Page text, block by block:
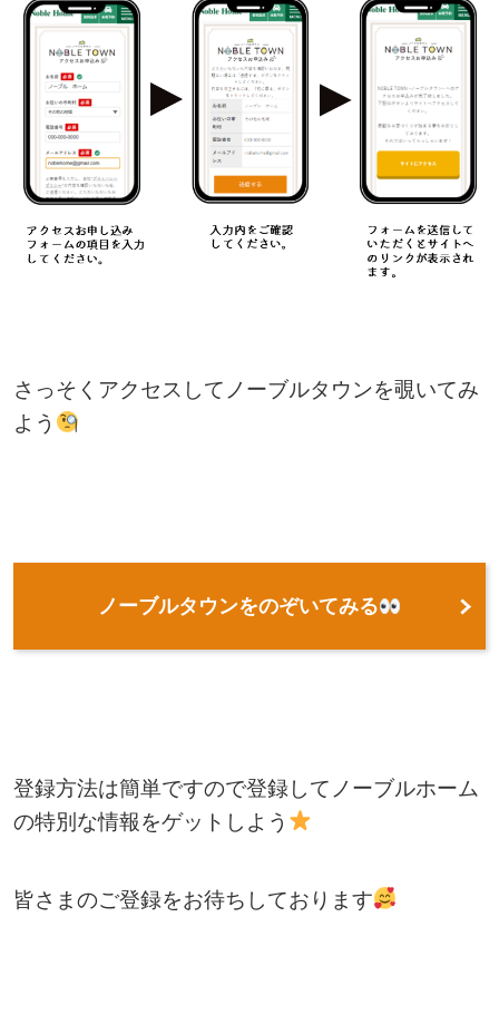
さっそくアクセスしてノーブルタウンを覗いてみ
よう
ノーブルタウンをのぞいてみる
登録方法は簡単ですので登録してノーブルホーム
の特別な情報をゲットしよう
皆さまのご登録をお待ちしております